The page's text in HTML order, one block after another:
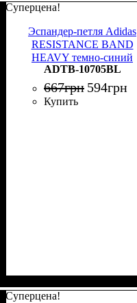
Суперцена!
Эспандер-петля Adidas
RESISTANCE BAND
HEAVY темно-синий
ADTB-10705BL
ADTB-10705BL
667грн 594грн
Купить
Суперцена!